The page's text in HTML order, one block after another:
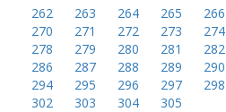
262
263 264 265 266
270
271 272 273 274
278
279 280 281 282
286
287 288 289 290
294
295 296 297 298
302
303 304 305